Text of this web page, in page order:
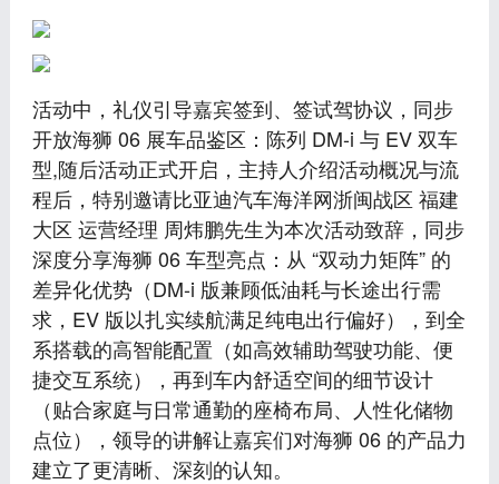
活动中，礼仪引导嘉宾签到、签试驾协议，同步
开放海狮 06 展车品鉴区：陈列 DM-i 与 EV 双车
型,随后活动正式开启，主持人介绍活动概况与流
程后，特别邀请比亚迪汽车海洋网浙闽战区 福建
大区 运营经理 周炜鹏先生为本次活动致辞，同步
深度分享海狮 06 车型亮点：从 “双动力矩阵” 的
差异化优势（DM-i 版兼顾低油耗与长途出行需
求，EV 版以扎实续航满足纯电出行偏好），到全
系搭载的高智能配置（如高效辅助驾驶功能、便
捷交互系统），再到车内舒适空间的细节设计
（贴合家庭与日常通勤的座椅布局、人性化储物
点位），领导的讲解让嘉宾们对海狮 06 的产品力
建立了更清晰、深刻的认知。